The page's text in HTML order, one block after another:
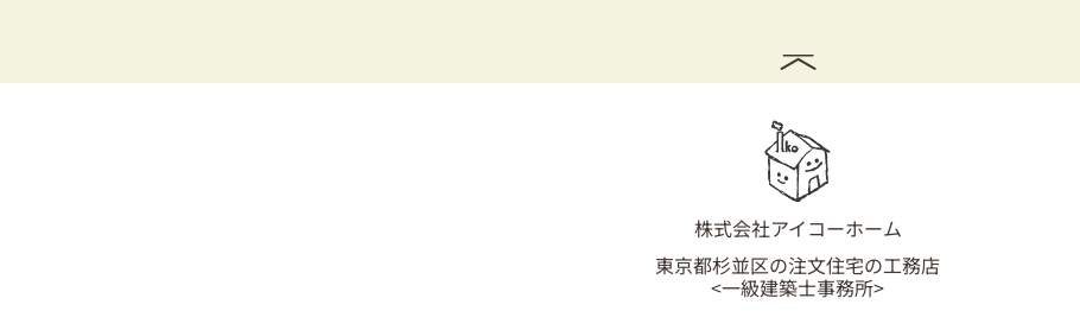
株式会社アイコーホーム
東京都杉並区の注文住宅の工務店
<一級建築士事務所>